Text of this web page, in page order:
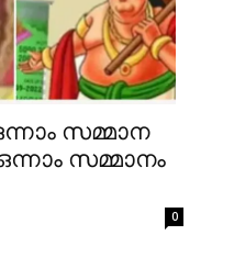
സമ്മാന
സമ്മാനം
0